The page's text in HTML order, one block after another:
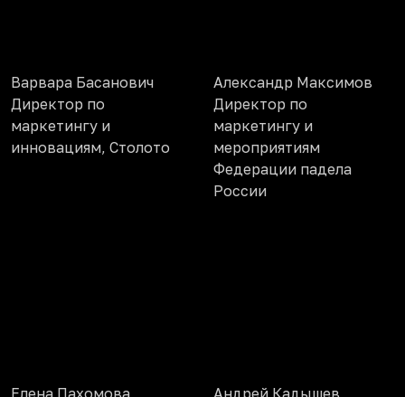
Варвара Басанович
Директор по
маркетингу и
инновациям, Столото
Александр Максимов
Директор по
маркетингу и
мероприятиям
Федерации падела
России
Елена Пахомова
Андрей Кадышев